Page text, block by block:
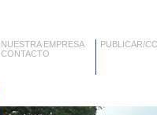
NUESTRA EMPRESA
CONTACTO
PUBLICAR/